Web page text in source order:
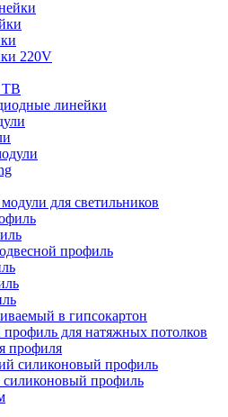
220V
ТВ
линейки
для светильников
профиль
в гипсокартон
для натяжных потолков
профиля
профиль